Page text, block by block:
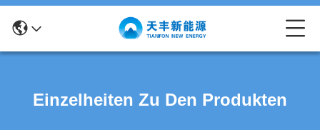
Einzelheiten Zu Den Produkten